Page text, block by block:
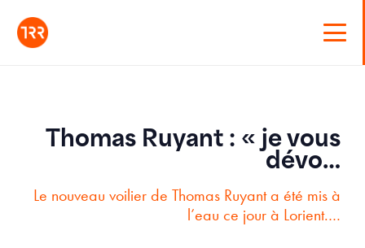
Thomas Ruyant : « je vous
dévo…
Le nouveau voilier de Thomas Ruyant a été mis à
l’eau ce jour à Lorient.…